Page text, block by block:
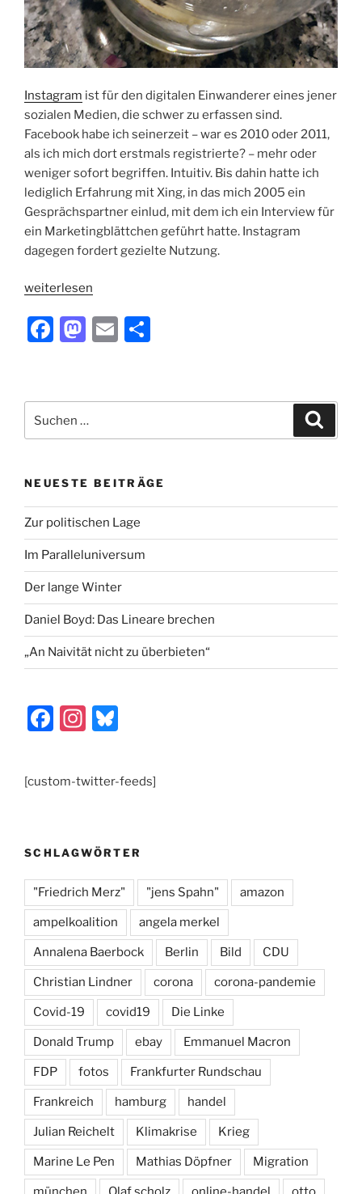
Instagram ist für den digitalen Einwanderer eines jener
sozialen Medien, die schwer zu erfassen sind.
Facebook habe ich seinerzeit – war es 2010 oder 2011,
als ich mich dort erstmals registrierte? – mehr oder
weniger sofort begriffen. Intuitiv. Bis dahin hatte ich
lediglich Erfahrung mit Xing, in das mich 2005 ein
Gesprächspartner einlud, mit dem ich ein Interview für
ein Marketingblättchen geführt hatte. Instagram
dagegen fordert gezielte Nutzung.
„Von
und
anderen“
weiterlesen
F
e
b
o
k
M
o
d
n
E
l
n
nach:
NEUESTE BEITRÄGE
Zur politischen Lage
Im Paralleluniversum
Der lange Winter
Daniel Boyd: Das Lineare brechen
„An Naivität nicht zu überbieten“
F
e
o
o
k
In
a
gr
m
e
s
y
[custom-twitter-feeds]
SCHLAGWÖRTER
"Friedrich Merz" "jens Spahn" amazon
ampelkoalition angela merkel
Annalena Baerbock Berlin Bild CDU
Christian Lindner corona corona-pandemie
Covid-19 covid19 Die Linke
Donald Trump ebay Emmanuel Macron
FDP fotos Frankfurter Rundschau
Frankreich hamburg handel
Julian Reichelt Klimakrise Krieg
Marine Le Pen Mathias Döpfner Migration